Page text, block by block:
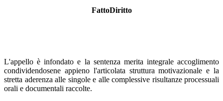
FattoDiritto
L'appello è infondato e la sentenza merita integrale accoglimento
condividendosene appieno l'articolata struttura motivazionale e la
stretta aderenza alle singole e alle complessive risultanze processuali
orali e documentali raccolte.